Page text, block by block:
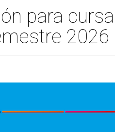
para
2026